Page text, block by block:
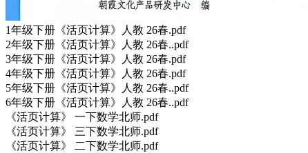
1年级下册《活页计算》人教 26春.pdf
2年级下册《活页计算》人教 26春..pdf
3年级下册《活页计算》人教 26春.pdf
4年级下册《活页计算》人教 26春.pdf
5年级下册《活页计算》人教 26春..pdf
6年级下册《活页计算》人教 26春..pdf
《活页计算》 一下数学北师.pdf
《活页计算》 三下数学北师.pdf
《活页计算》 二下数学北师.pdf